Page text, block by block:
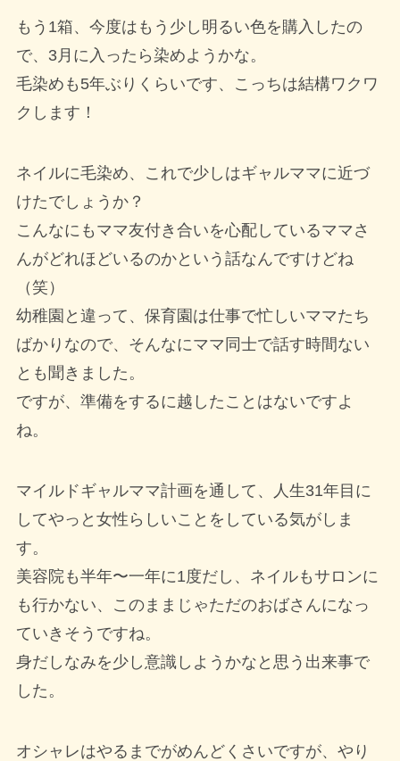
もう1箱、今度はもう少し明るい色を購入したの
で、3月に入ったら染めようかな。
毛染めも5年ぶりくらいです、こっちは結構ワクワ
クします！
ネイルに毛染め、これで少しはギャルママに近づ
けたでしょうか？
こんなにもママ友付き合いを心配しているママさ
んがどれほどいるのかという話なんですけどね
（笑）
幼稚園と違って、保育園は仕事で忙しいママたち
ばかりなので、そんなにママ同士で話す時間ない
とも聞きました。
ですが、準備をするに越したことはないですよ
ね。
マイルドギャルママ計画を通して、人生31年目に
してやっと女性らしいことをしている気がしま
す。
美容院も半年〜一年に1度だし、ネイルもサロンに
も行かない、このままじゃただのおばさんになっ
ていきそうですね。
身だしなみを少し意識しようかなと思う出来事で
した。
オシャレはやるまでがめんどくさいですが、やり